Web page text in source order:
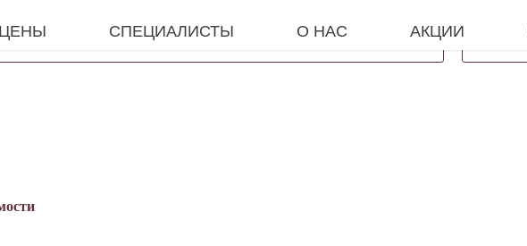
ЦЕНЫ СПЕЦИАЛИСТЫ О НАС АКЦИИ